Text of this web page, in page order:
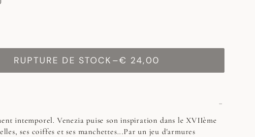
RUPTURE DE STOCK –€ 24,00
intemporel. Venezia puise son inspiration dans le XVIIème
ses coiffes et ses manchettes...Par un jeu d'armures